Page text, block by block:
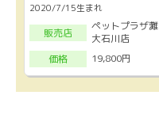
2020/7/15生まれ
販売店
ペットプラザ灘
大石川店
価格
19,800円